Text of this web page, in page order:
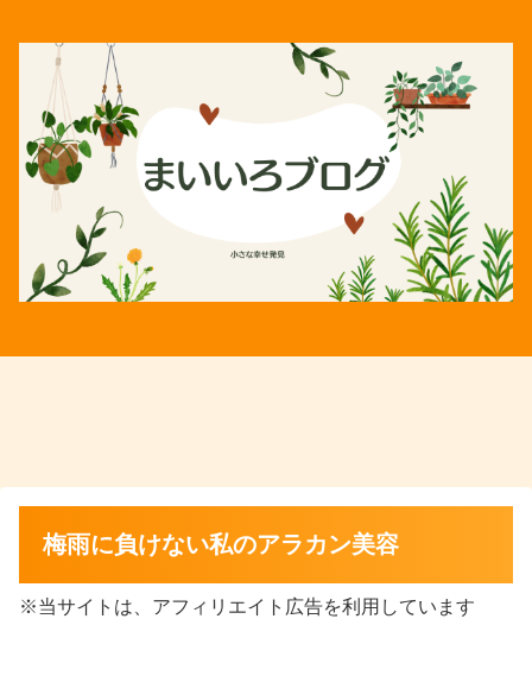
梅雨に負けない私のアラカン美容
※当サイトは、アフィリエイト広告を利用しています